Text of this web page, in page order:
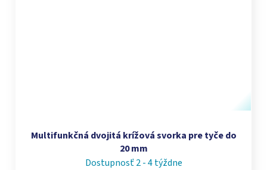
Multifunkčná dvojitá krížová svorka pre tyče do
20 mm
Dostupnosť 2 - 4 týždne